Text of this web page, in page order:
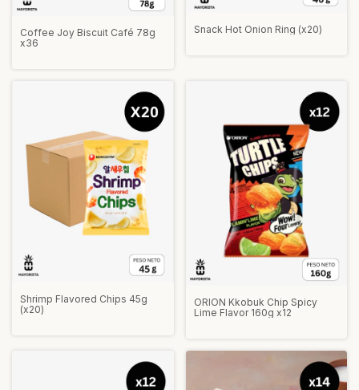
Coffee Joy Biscuit Café 78g
x36
Snack Hot Onion Ring (x20)
Shrimp Flavored Chips 45g
(x20)
ORION Kkobuk Chip Spicy
Lime Flavor 160g x12